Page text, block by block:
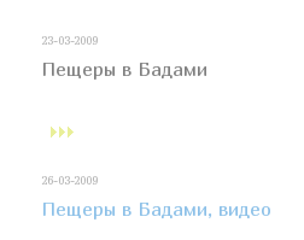
23-03-2009
Пещеры в Бадами
26-03-2009
Пещеры в Бадами, видео